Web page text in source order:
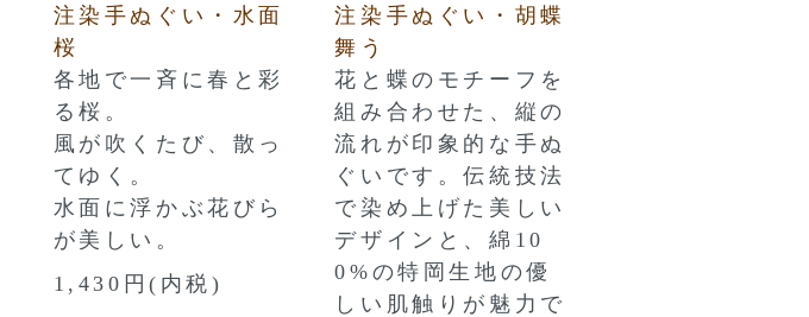
注染手ぬぐい・水面
桜
各地で一斉に春と彩
る桜。
風が吹くたび、散っ
てゆく。
水面に浮かぶ花びら
が美しい。
1,430円(内税)
注染手ぬぐい・胡蝶
舞う
花と蝶のモチーフを
組み合わせた、縦の
流れが印象的な手ぬ
ぐいです。伝統技法
で染め上げた美しい
デザインと、綿10
0%の特岡生地の優
しい肌触りが魅力で